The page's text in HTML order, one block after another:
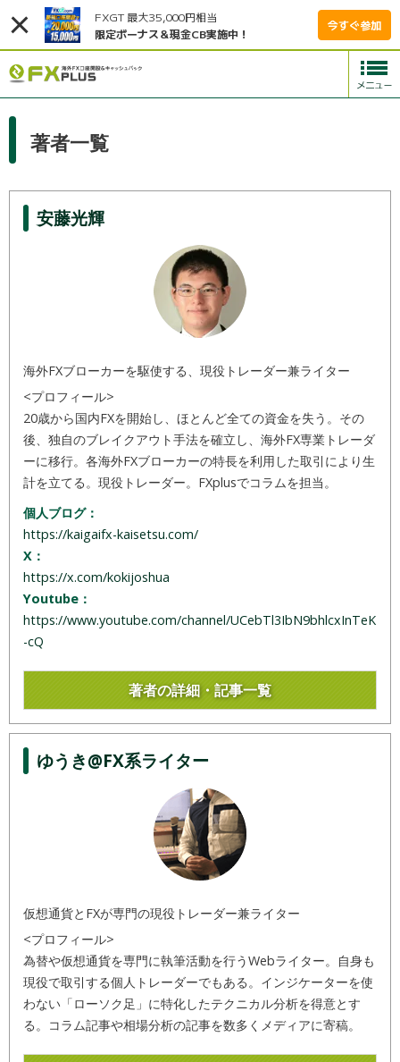
FXGT 最大35,000円相当
限定ボーナス＆現金CB実施中！
今すぐ参加
著者一覧
安藤光輝
海外FXブローカーを駆使する、現役トレーダー兼ライター
<プロフィール>
20歳から国内FXを開始し、ほとんど全ての資金を失う。その
後、独自のブレイクアウト手法を確立し、海外FX専業トレーダ
ーに移行。各海外FXブローカーの特長を利用した取引により生
計を立てる。現役トレーダー。FXplusでコラムを担当。
個人ブログ：
https://kaigaifx-kaisetsu.com/
X：
https://x.com/kokijoshua
Youtube：
https://www.youtube.com/channel/UCebTl3IbN9bhlcxInTeK
-cQ
著者の詳細・記事一覧
ゆうき@FX系ライター
仮想通貨とFXが専門の現役トレーダー兼ライター
<プロフィール>
為替や仮想通貨を専門に執筆活動を行うWebライター。自身も
現役で取引する個人トレーダーでもある。インジケーターを使
わない「ローソク足」に特化したテクニカル分析を得意とす
る。コラム記事や相場分析の記事を数多くメディアに寄稿。